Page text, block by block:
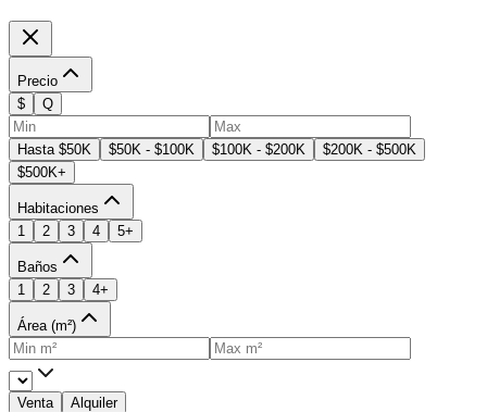
Precio
$
Q
Hasta $50K $50K - $100K $100K - $200K
$200K - $500K
$500K+
Habitaciones
1
2 3 4 5+
Baños
1
2 3 4+
Área (m²)
Venta Alquiler